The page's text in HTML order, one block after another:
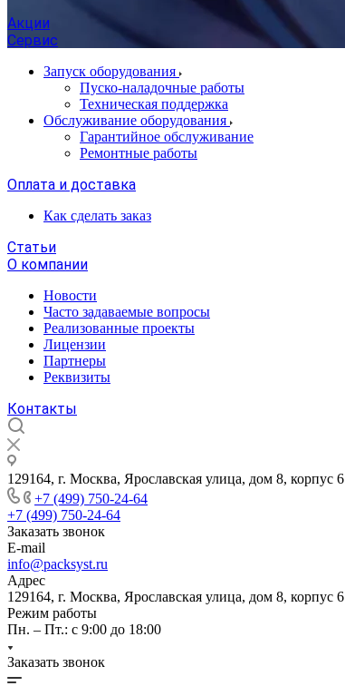
Акции
Сервис
Запуск оборудования
Пуско-наладочные работы
Техническая поддержка
Обслуживание оборудования
Гарантийное обслуживание
Ремонтные работы
Оплата и доставка
Как сделать заказ
Статьи
О компании
Новости
Часто задаваемые вопросы
Реализованные проекты
Лицензии
Партнеры
Реквизиты
Контакты
129164, г. Москва, Ярославская улица, дом 8, корпус 6
+7 (499) 750-24-64
+7 (499) 750-24-64
Заказать звонок
E-mail
info@packsyst.ru
Адрес
129164, г. Москва, Ярославская улица, дом 8, корпус 6
Режим работы
Пн. – Пт.: с 9:00 до 18:00
Заказать звонок